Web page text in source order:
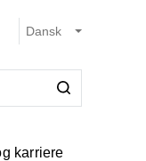
karriere